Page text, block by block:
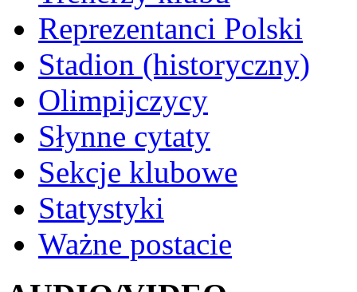
Reprezentanci Polski
Stadion (historyczny)
Olimpijczycy
Słynne cytaty
Sekcje klubowe
Statystyki
Ważne postacie